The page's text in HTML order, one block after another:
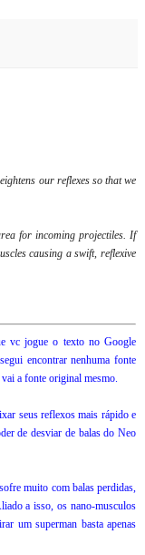
our reflexes so that we
for incoming projectiles. If
causing a swift, reflexive
vc jogue o texto no Google
encontrar nenhuma fonte
a fonte original mesmo.
seus reflexos mais rápido e
de desviar de balas do Neo
muito com balas perdidas,
a isso, os nano-musculos
um superman basta apenas